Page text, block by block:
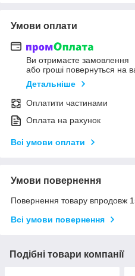
Умови оплати
Ви отримаєте замовлення
або гроші повернуться на
Детальніше
Оплатити частинами
Оплата на рахунок
Всі умови оплати
Умови повернення
Повернення товару впродовж
Всі умови повернення
Подібні товари компанії